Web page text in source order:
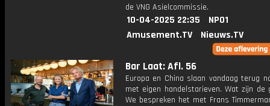
de VNG Asielcommissie.
10-04-2025 22:35
NPO1
Amusement.TV
Nieuws.TV
Bar Laat: Afl. 56
Europa en China slaan vandaag terug
met eigen handelstarieven. Wat zijn de
We bespreken het met Frans